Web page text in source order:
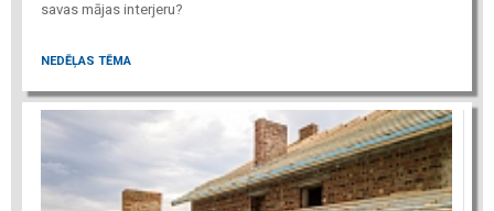
savas mājas interjeru?
NEDĒĻAS TĒMA